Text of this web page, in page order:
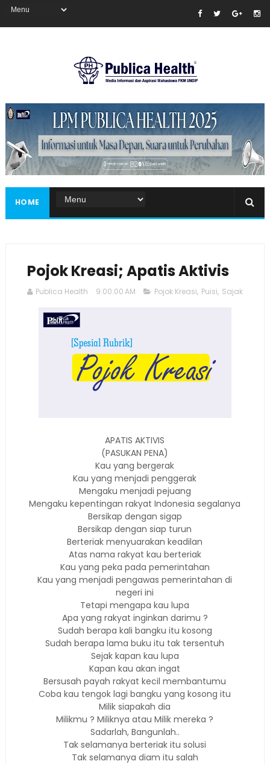
Masukkan iklan disini!
HOME
Pojok Kreasi; Apatis Aktivis
Publica Health 9:00:00 AM Pojok Kreasi, Puisi, Sajak
APATIS AKTIVIS
(PASUKAN PENA)
Kau yang bergerak
Kau yang menjadi penggerak
Mengaku menjadi pejuang
Mengaku kepentingan rakyat Indonesia segalanya
Bersikap dengan sigap
Bersikap dengan siap turun
Berteriak menyuarakan keadilan
Atas nama rakyat kau berteriak
Kau yang peka pada pemerintahan
Kau yang menjadi pengawas pemerintahan di
negeri ini
Tetapi mengapa kau lupa
Apa yang rakyat inginkan darimu ?
Sudah berapa kali bangku itu kosong
Sudah berapa lama buku itu tak tersentuh
Sejak kapan kau lupa
Kapan kau akan ingat
Bersusah payah rakyat kecil membantumu
Coba kau tengok lagi bangku yang kosong itu
Milik siapakah dia
Milikmu ? Miliknya atau Milik mereka ?
Sadarlah, Bangunlah..
Tak selamanya berteriak itu solusi
Tak selamanya diam itu salah